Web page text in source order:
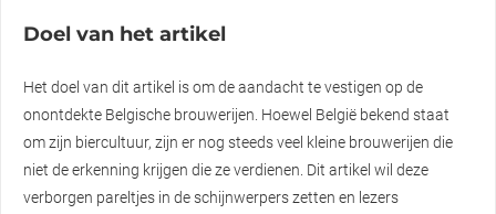
Doel van het artikel
Het doel van dit artikel is om de aandacht te vestigen op de
onontdekte Belgische brouwerijen. Hoewel België bekend staat
om zijn biercultuur, zijn er nog steeds veel kleine brouwerijen die
niet de erkenning krijgen die ze verdienen. Dit artikel wil deze
verborgen pareltjes in de schijnwerpers zetten en lezers